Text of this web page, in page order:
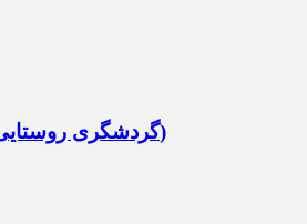
گردشگری روستایی به عنوان مدلی برای توسعه روستایی (مطالعه موردی شهرستان گرمسار)